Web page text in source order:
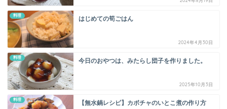
料理 はじめての筍ごはん
2024年4月30日
料理 今日のおやつは、みたらし団子を作りました。
2025年10月3日
料理 【無水鍋レシピ】カボチャのいとこ煮の作り方